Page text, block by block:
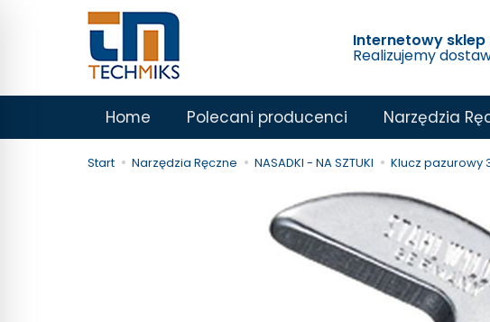
Internetowy
Realizujemy
Home Polecani producenci Narzędzia
Start Narzędzia Ręczne NASADKI - NA SZTUKI Klucz pazurowy